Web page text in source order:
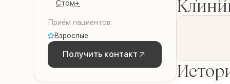
Стом+
Приём пациентов:
Взрослые
Получить контакт